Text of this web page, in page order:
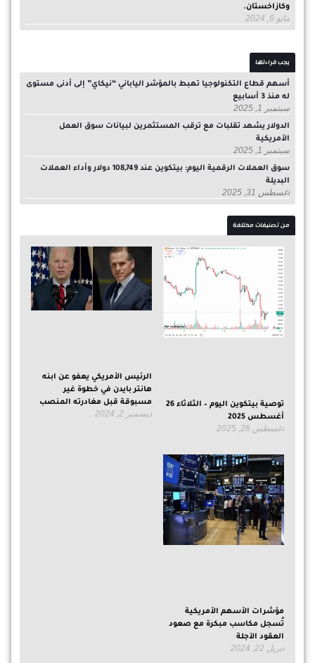
وكازاخستان.
مايو 6, 2024
يجب قراءتها
أسهم قطاع التكنولوجيا تهبط بالمؤشر الياباني “نيكاي” إلى أدنى مستوى
له منذ 3 أسابيع
سبتمبر 1, 2025
الدولار يشهد تقلبات مع ترقب المستثمرين لبيانات سوق العمل
الأمريكية
سبتمبر 1, 2025
سوق العملات الرقمية اليوم: بيتكوين عند 108,749 دولار وأداء العملات
البديلة
أغسطس 31, 2025
من تصنيفات مختلفة
توصية بيتكوين اليوم – الثلاثاء 26
أغسطس 2025
أغسطس 26, 2025
الرئيس الأمريكي يعفو عن ابنه
هانتر بايدن في خطوة غير
مسبوقة قبل مغادرته المنصب
ديسمبر 2, 2024
مؤشرات الأسهم الأمريكية
تُسجل مكاسب مبكرة مع صعود
العقود الآجلة
أبريل 22, 2024